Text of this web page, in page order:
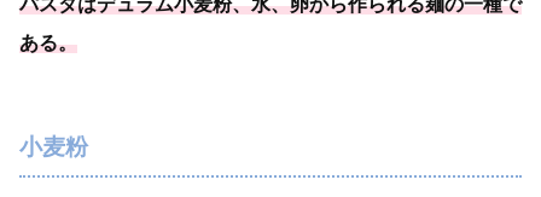
パスタはデュラム小麦粉、水、卵から作られる麺の一種で
ある。
小麦粉